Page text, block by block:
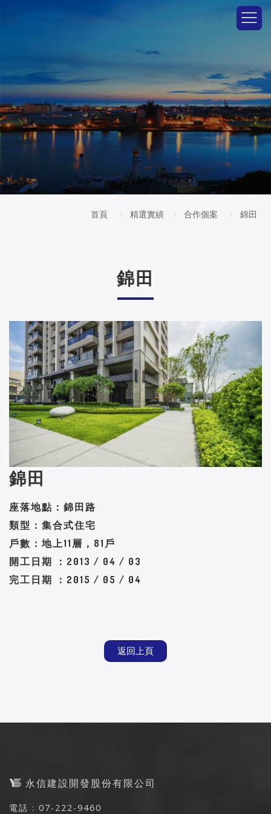
首頁 精選實績 合作個案 錦田
錦田
錦田
座落地點：錦田路
類型：集合式住宅
戶數：地上11層，81戶
開工日期 ：2013 / 04 / 03
完工日期 ：2015 / 05 / 04
返回上頁
永信建設開發股份有限公司
電話 : 07-222-9460